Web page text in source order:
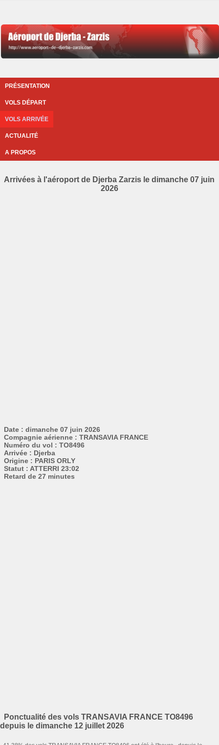
PRÉSENTATION
VOLS DÉPART
VOLS ARRIVÉE
ACTUALITÉ
A PROPOS
Arrivées à l'aéroport de Djerba Zarzis le dimanche 07 juin
2026
Date : dimanche 07 juin 2026
Compagnie aérienne : TRANSAVIA FRANCE
Numéro du vol : TO8496
Arrivée : Djerba
Origine : PARIS ORLY
Statut : ATTERRI 23:02
Retard de 27 minutes
Ponctualité des vols TRANSAVIA FRANCE TO8496
depuis le dimanche 12 juillet 2026